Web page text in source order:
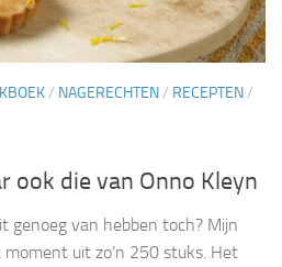
/ NAGERECHTEN/ RECEPTEN/
ook die van Onno Kleyn
genoeg van hebben toch? Mijn
uit zo’n 250 stuks. Het